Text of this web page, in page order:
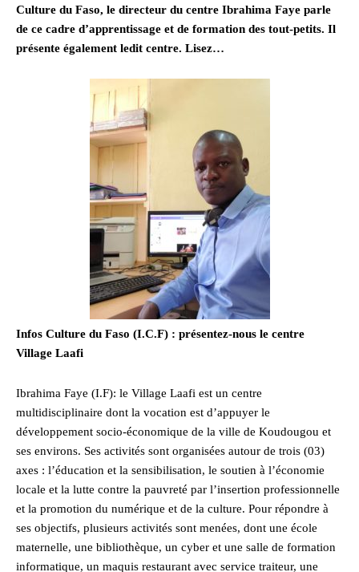
Culture du Faso, le directeur du centre Ibrahima Faye parle
de ce cadre d’apprentissage et de formation des tout-petits. Il
présente également ledit centre. Lisez…
Infos Culture du Faso (I.C.F) : présentez-nous le centre
Village Laafi
Ibrahima Faye (I.F): le Village Laafi est un centre
multidisciplinaire dont la vocation est d’appuyer le
développement socio-économique de la ville de Koudougou et
ses environs. Ses activités sont organisées autour de trois (03)
axes : l’éducation et la sensibilisation, le soutien à l’économie
locale et la lutte contre la pauvreté par l’insertion professionnelle
et la promotion du numérique et de la culture. Pour répondre à
ses objectifs, plusieurs activités sont menées, dont une école
maternelle, une bibliothèque, un cyber et une salle de formation
informatique, un maquis restaurant avec service traiteur, une